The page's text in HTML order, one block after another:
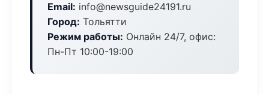
Email: info@newsguide24191.ru
Город: Тольятти
Режим работы: Онлайн 24/7, офис:
Пн-Пт 10:00-19:00